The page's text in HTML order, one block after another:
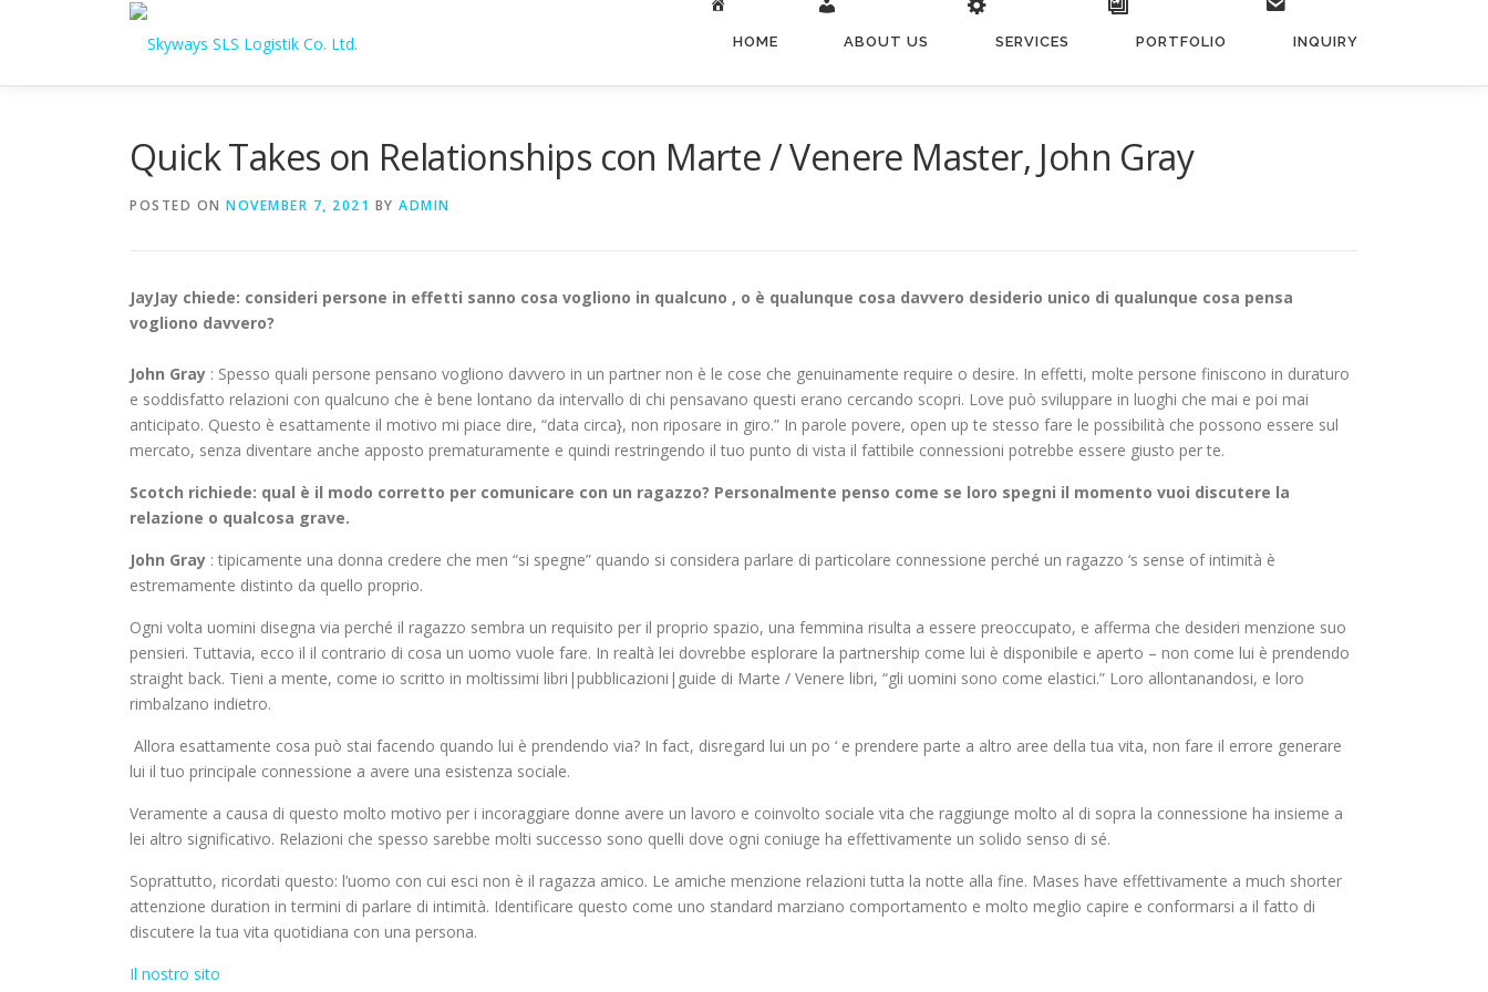
HOME ABOUT US SERVICES PORTFOLIO INQUIRY
Quick Takes on Relationships con Marte / Venere Master, John Gray
POSTED ON NOVEMBER 7, 2021 BY ADMIN
JayJay chiede: consideri persone in effetti sanno cosa vogliono in qualcuno , o è qualunque cosa davvero desiderio unico di qualunque cosa pensa
vogliono davvero?
John Gray : Spesso quali persone pensano vogliono davvero in un partner non è le cose che genuinamente require o desire. In effetti, molte persone finiscono in duraturo
e soddisfatto relazioni con qualcuno che è bene lontano da intervallo di chi pensavano questi erano cercando scopri. Love può sviluppare in luoghi che mai e poi mai
anticipato. Questo è esattamente il motivo mi piace dire, “data circa}, non riposare in giro.” In parole povere, open up te stesso fare le possibilità che possono essere sul
mercato, senza diventare anche apposto prematuramente e quindi restringendo il tuo punto di vista il fattibile connessioni potrebbe essere giusto per te.
Scotch richiede: qual è il modo corretto per comunicare con un ragazzo? Personalmente penso come se loro spegni il momento vuoi discutere la
relazione o qualcosa grave.
John Gray : tipicamente una donna credere che men “si spegne” quando si considera parlare di particolare connessione perché un ragazzo ‘s sense of intimità è
estremamente distinto da quello proprio.
Ogni volta uomini disegna via perché il ragazzo sembra un requisito per il proprio spazio, una femmina risulta a essere preoccupato, e afferma che desideri menzione suo
pensieri. Tuttavia, ecco il il contrario di cosa un uomo vuole fare. In realtà lei dovrebbe esplorare la partnership come lui è disponibile e aperto – non come lui è prendendo
straight back. Tieni a mente, come io scritto in moltissimi libri|pubblicazioni|guide di Marte / Venere libri, “gli uomini sono come elastici.” Loro allontanandosi, e loro
rimbalzano indietro.
Allora esattamente cosa può stai facendo quando lui è prendendo via? In fact, disregard lui un po ‘ e prendere parte a altro aree della tua vita, non fare il errore generare
lui il tuo principale connessione a avere una esistenza sociale.
Veramente a causa di questo molto motivo per i incoraggiare donne avere un lavoro e coinvolto sociale vita che raggiunge molto al di sopra la connessione ha insieme a
lei altro significativo. Relazioni che spesso sarebbe molti successo sono quelli dove ogni coniuge ha effettivamente un solido senso di sé.
Soprattutto, ricordati questo: l’uomo con cui esci non è il ragazza amico. Le amiche menzione relazioni tutta la notte alla fine. Mases have effettivamente a much shorter
attenzione duration in termini di parlare di intimità. Identificare questo come uno standard marziano comportamento e molto meglio capire e conformarsi a il fatto di
discutere la tua vita quotidiana con una persona.
Il nostro sito